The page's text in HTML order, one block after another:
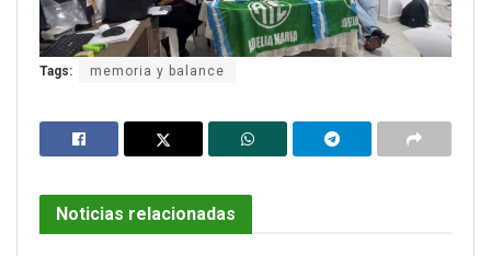
Tags: memoria y balance
Noticias relacionadas